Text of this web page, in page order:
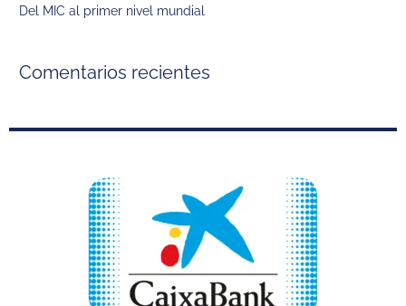
:Del MIC al primer nivel mundial
Comentarios recientes